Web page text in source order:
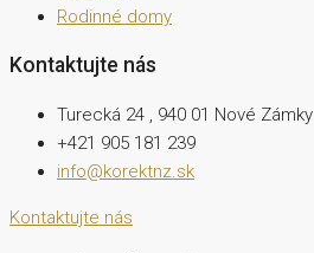
Rodinné domy
Kontaktujte nás
Turecká 24 , 940 01 Nové Zámky
+421 905 181 239
info@korektnz.sk
Kontaktujte nás